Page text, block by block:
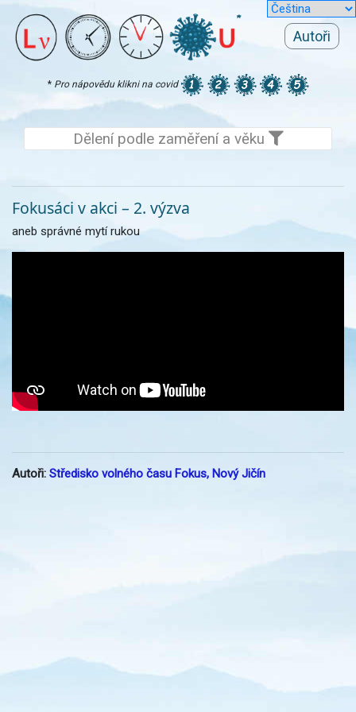
Autoři
* Pro nápovědu klikni na covid
Dělení podle zaměření a věku
Fokusáci v akci – 2. výzva
aneb správné mytí rukou
Autoři: Středisko volného času Fokus, Nový Jičín